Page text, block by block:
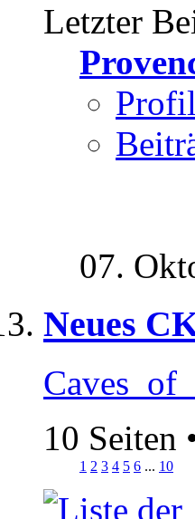
Letzter
Profil
07.
Neues
10 Seiten
1 2 3 4 5 6 ... 10